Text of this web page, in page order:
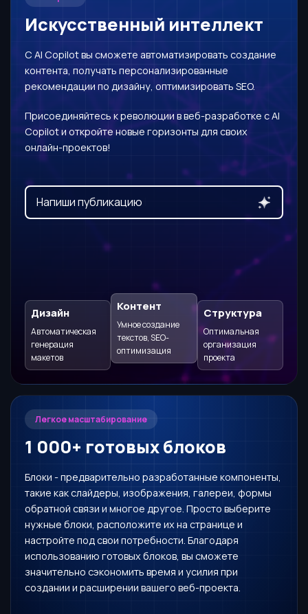
Искусственный интеллект
С AI Copilot вы сможете автоматизировать создание
контента, получать персонализированные
рекомендации по дизайну, оптимизировать SEO.
Присоединяйтесь к революции в веб-разработке с AI
Copilot и откройте новые горизонты для своих
онлайн-проектов!
Напиш
Дизайн
Автоматическая
генерация
макетов
Контент
Умное создание
текстов, SEO-
оптимизация
Структура
Оптимальная
организация
проекта
Легкое масштабирование
1 000+ готовых блоков
Блоки - предварительно разработанные компоненты,
такие как слайдеры, изображения, галереи, формы
обратной связи и многое другое. Просто выберите
нужные блоки, расположите их на странице и
настройте под свои потребности. Благодаря
использованию готовых блоков, вы сможете
значительно сэкономить время и усилия при
создании и расширении вашего веб-проекта.